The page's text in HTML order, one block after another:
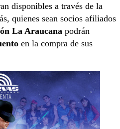
disponibles a través de la
quienes sean socios afiliados
La Araucana podrán
en la compra de sus